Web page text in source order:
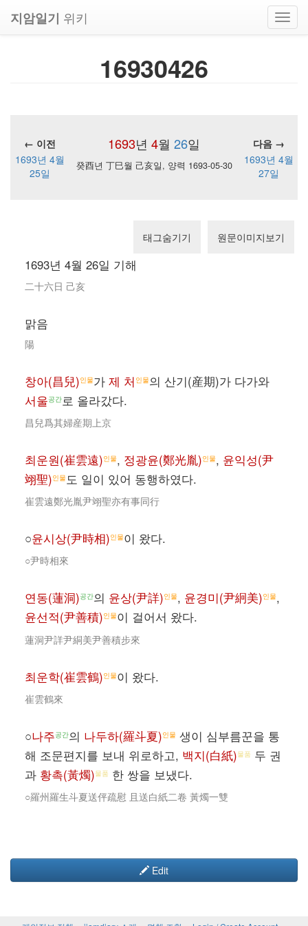
지암일기 위키
16930426
1693년 4월 26일
← 이전
다음 →
1693년 4월
25일
癸酉년 丁巳월 己亥일, 양력 1693-05-30
1693년 4월
27일
태그숨기기 원문이미지보기
1693년 4월 26일 기해
二十六日 己亥
맑음
陽
창아(昌兒)인물가 제 처 인물의 산기(産期)가 다가와
서울공간로 올라갔다.
昌兒爲其婦産期上京
최운원(崔雲遠)인물, 정광윤(鄭光胤)인물, 윤익성(尹
翊聖)인물도 일이 있어 동행하였다.
崔雲遠鄭光胤尹翊聖亦有事同行
○윤시상(尹時相)인물이 왔다.
○尹時相來
연동(蓮洞)공간의 윤상(尹詳)인물, 윤경미(尹絅美)인물,
윤선적(尹善積)인물이 걸어서 왔다.
蓮洞尹詳尹絧美尹善積步來
최운학(崔雲鶴)인물이 왔다.
崔雲鶴來
○나주공간의 나두하(羅斗夏)인물 생이 심부름꾼을 통
해 조문편지를 보내 위로하고, 백지(白紙)물품 두 권
과 황촉(黃燭)물품 한 쌍을 보냈다.
○羅州羅生斗夏送伻疏慰 且送白紙二卷 黃燭一雙
Edit